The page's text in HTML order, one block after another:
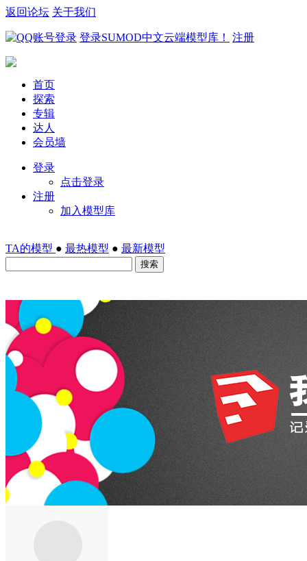
返回论坛 关于我们
登录SUMOD中文云端模型库！ 注册
首页
探索
专辑
达人
会员墙
登录
点击登录
注册
加入模型库
TA的模型 ● 最热模型 ● 最新模型
搜索